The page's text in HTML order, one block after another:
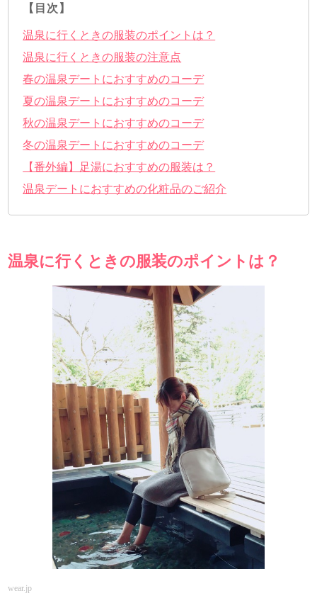
【目次】
温泉に行くときの服装のポイントは？
温泉に行くときの服装の注意点
春の温泉デートにおすすめのコーデ
夏の温泉デートにおすすめのコーデ
秋の温泉デートにおすすめのコーデ
冬の温泉デートにおすすめのコーデ
【番外編】足湯におすすめの服装は？
温泉デートにおすすめの化粧品のご紹介
温泉に行くときの服装のポイントは？
wear.jp